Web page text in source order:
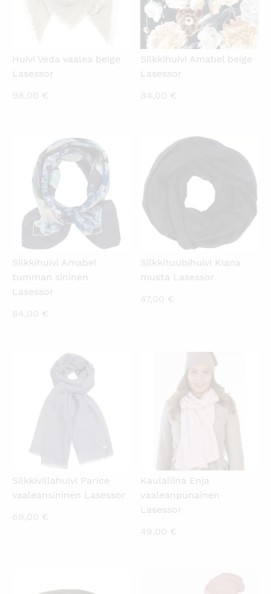
Huivi Veda vaalea beige
Lasessor
98,00 €
Silkkihuivi Amabel beige
Lasessor
84,00 €
KATSO PIKANÄKYMÄ
Silkkihuivi Amabel
tumman sininen
Lasessor
84,00 €
Silkkituubihuivi Kiana
musta Lasessor
47,00 €
KATSO PIKANÄKYMÄ
Silkkivillahuivi Parice
vaaleansininen Lasessor
69,00 €
KATSO PIKANÄKYMÄ
Kaulaliina Enja
vaaleanpunainen
Lasessor
49,00 €